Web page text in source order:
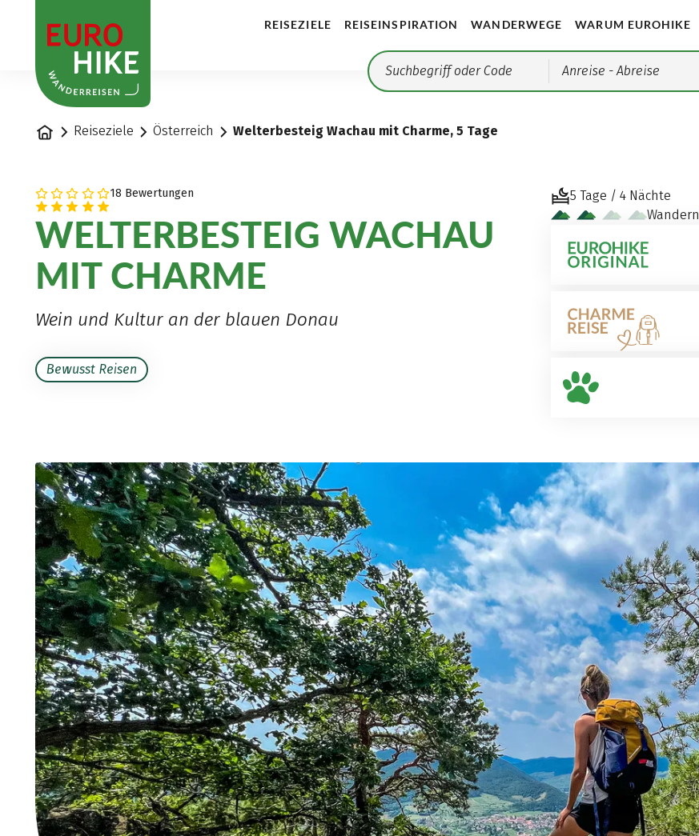
REISEZIELE REISEINSPIRATION WANDERWEGE WARUM EUROHIKE
Anreise - Abreise
StartseiteReiseziele Österreich Welterbesteig Wachau mit Charme, 5 Tage
18 Bewertungen
WELTERBESTEIG WACHAU
MIT CHARME
Wein und Kultur an der blauen Donau
Bewusst Reisen
5 Tage / 4 Nächte
Wandern